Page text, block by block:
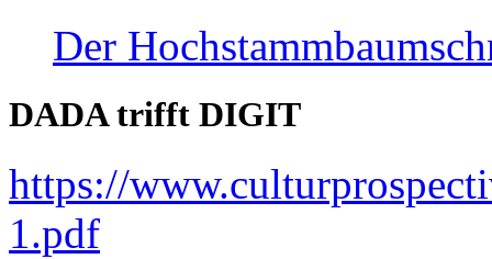
Der
DADA trifft DIGIT
https://
1.pdf